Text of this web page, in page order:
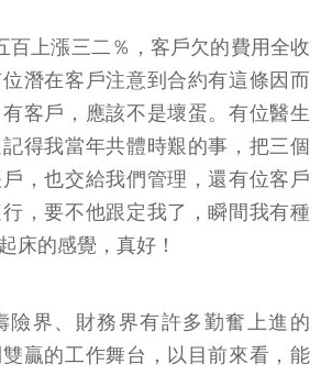
百上漲三二％，客戶欠的費用全收
潛在客戶注意到合約有這條因而
客戶，應該不是壞蛋。有位醫生
得我當年共體時艱的事，把三個
，也交給我們管理，還有位客戶
，要不他跟定我了，瞬間我有種
床的感覺，真好！
險界、財務界有許多勤奮上進的
贏的工作舞台，以目前來看，能